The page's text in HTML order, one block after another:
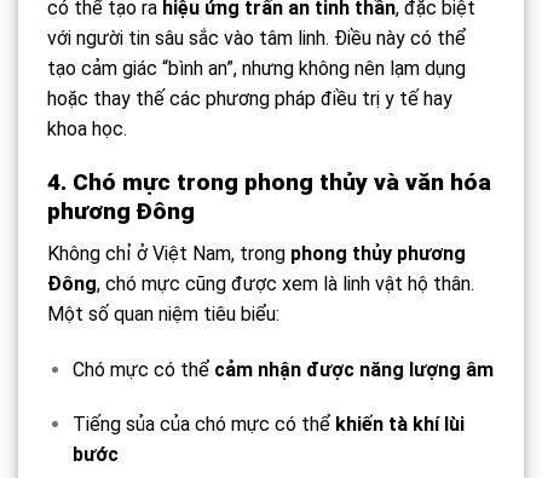
có thể tạo ra hiệu ứng trấn an tinh thần, đặc biệt
với người tin sâu sắc vào tâm linh. Điều này có thể
tạo cảm giác “bình an”, nhưng không nên lạm dụng
hoặc thay thế các phương pháp điều trị y tế hay
khoa học.
4. Chó mực trong phong thủy và văn hóa
phương Đông
Không chỉ ở Việt Nam, trong phong thủy phương
Đông, chó mực cũng được xem là linh vật hộ thân.
Một số quan niệm tiêu biểu:
Chó mực có thể cảm nhận được năng lượng âm
Tiếng sủa của chó mực có thể khiến tà khí lùi
bước